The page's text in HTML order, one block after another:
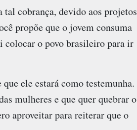
cobrança, devido aos projetos
propõe que o jovem consuma
colocar o povo brasileiro para ir
ele estará como testemunha.
mulheres e que quer quebrar o
aproveitar para reiterar que o